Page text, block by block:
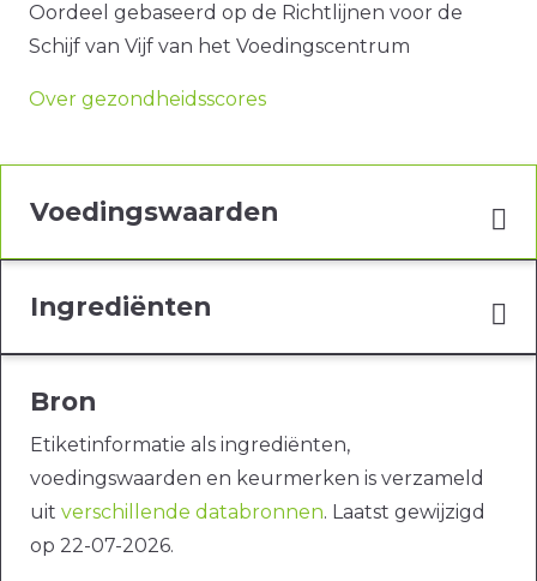
Oordeel gebaseerd op de Richtlijnen voor de
Schijf van Vijf van het Voedingscentrum
Over gezondheidsscores
Voedingswaarden
Ingrediënten
Bron
Etiketinformatie als ingrediënten,
voedingswaarden en keurmerken is verzameld
uit verschillende databronnen. Laatst gewijzigd
op 22-07-2026.